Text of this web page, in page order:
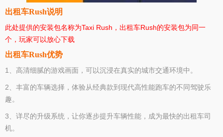
出租车Rush说明
此处提供的安装包名称为Taxi Rush，出租车Rush的安装包为同一
个，玩家可以放心下载
出租车Rush优势
1、高清细腻的游戏画面，可以沉浸在真实的城市交通环境中。
2、丰富的车辆选择，体验从经典款到现代高性能跑车的不同驾驶乐
趣。
3、详尽的升级系统，让你逐步提升车辆性能，成为最快的出租车司
机。